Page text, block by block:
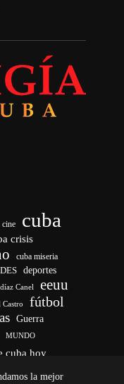
la mejor
cine cuba
crisis
cuba miseria
deportes
díaz Canel eeuu
Castro fútbol
Guerra
MUNDO
cuba hoy